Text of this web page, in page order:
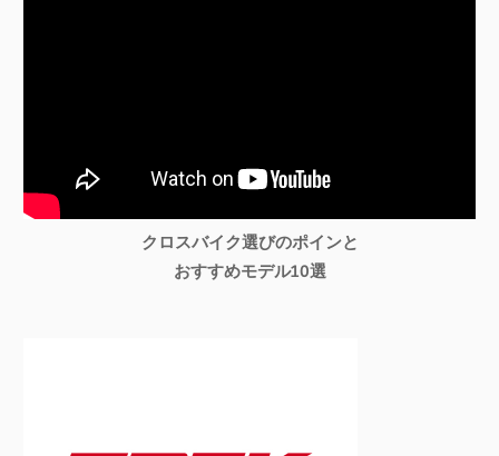
クロスバイク選びのポインと
おすすめモデル10選